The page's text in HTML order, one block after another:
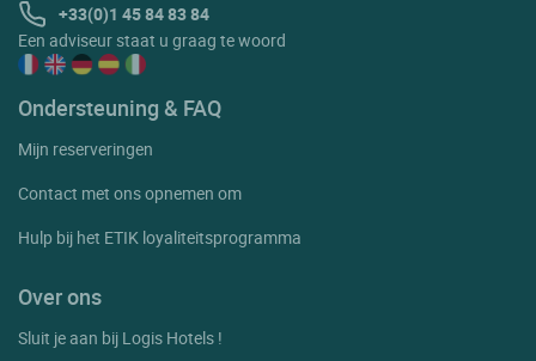
+33(0)1 45 84 83 84
Een adviseur staat u graag te woord
Ondersteuning & FAQ
Mijn reserveringen
Contact met ons opnemen om
Hulp bij het ETIK loyaliteitsprogramma
Over ons
Sluit je aan bij Logis Hotels !